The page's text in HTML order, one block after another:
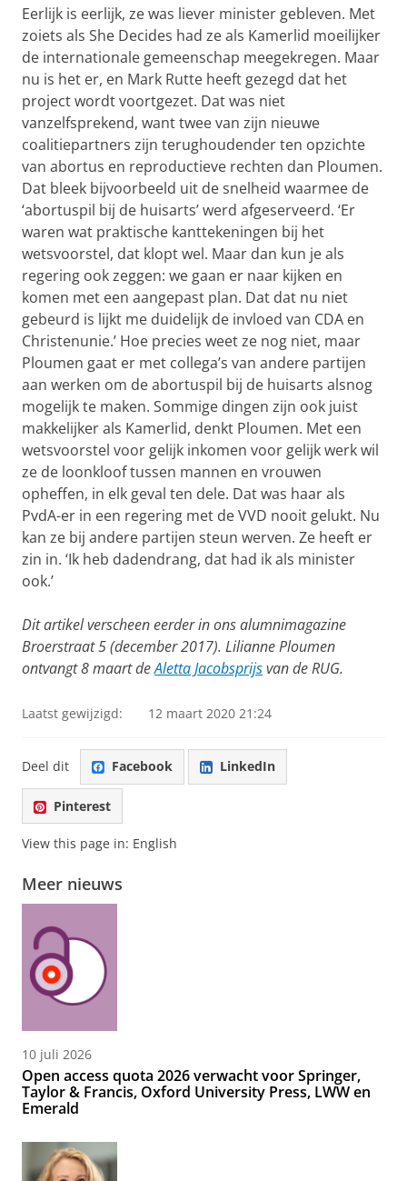
Eerlijk is eerlijk, ze was liever minister gebleven. Met
zoiets als She Decides had ze als Kamerlid moeilijker
de internationale gemeenschap meegekregen. Maar
nu is het er, en Mark Rutte heeft gezegd dat het
project wordt voortgezet. Dat was niet
vanzelfsprekend, want twee van zijn nieuwe
coalitiepartners zijn terughoudender ten opzichte
van abortus en reproductieve rechten dan Ploumen.
Dat bleek bijvoorbeeld uit de snelheid waarmee de
‘abortuspil bij de huisarts’ werd afgeserveerd. ‘Er
waren wat praktische kanttekeningen bij het
wetsvoorstel, dat klopt wel. Maar dan kun je als
regering ook zeggen: we gaan er naar kijken en
komen met een aangepast plan. Dat dat nu niet
gebeurd is lijkt me duidelijk de invloed van CDA en
Christenunie.’ Hoe precies weet ze nog niet, maar
Ploumen gaat er met collega’s van andere partijen
aan werken om de abortuspil bij de huisarts alsnog
mogelijk te maken. Sommige dingen zijn ook juist
makkelijker als Kamerlid, denkt Ploumen. Met een
wetsvoorstel voor gelijk inkomen voor gelijk werk wil
ze de loonkloof tussen mannen en vrouwen
opheffen, in elk geval ten dele. Dat was haar als
PvdA-er in een regering met de VVD nooit gelukt. Nu
kan ze bij andere partijen steun werven. Ze heeft er
zin in. ‘Ik heb dadendrang, dat had ik als minister
ook.’
Dit artikel verscheen eerder in ons alumnimagazine
Broerstraat 5 (december 2017). Lilianne Ploumen
ontvangt 8 maart deAletta Jacobsprijsvan de RUG.
Laatst gewijzigd: 12 maart 2020 21:24
Deel dit Facebook LinkedIn
Pinterest
View this page in: English
Meer nieuws
10 juli 2026
Open access quota 2026 verwacht voor Springer,
Taylor & Francis, Oxford University Press, LWW en
Emerald